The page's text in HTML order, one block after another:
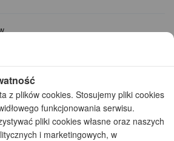
budowie
(do 150 m2)
z plików cookies. Stosujemy pliki cookies
funkcjonowania serwisu.
pliki cookies własne oraz naszych
i marketingowych, w